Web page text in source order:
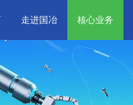
走进国冶
企业文化
核心业务
管道工程
消防工程
人 航天 • 低空
属 生物 • 医药
工程技巧